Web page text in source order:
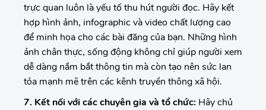
trực quan luôn là yếu tố thu hút người đọc. Hãy kết
hợp hình ảnh, infographic và video chất lượng cao
để minh họa cho các bài đăng của bạn. Những hình
ảnh chân thực, sống động không chỉ giúp người xem
dễ dàng nắm bắt thông tin mà còn tạo nên sức lan
tỏa mạnh mẽ trên các kênh truyền thông xã hội.
7. Kết nối với các chuyên gia và tổ chức: Hãy chủ